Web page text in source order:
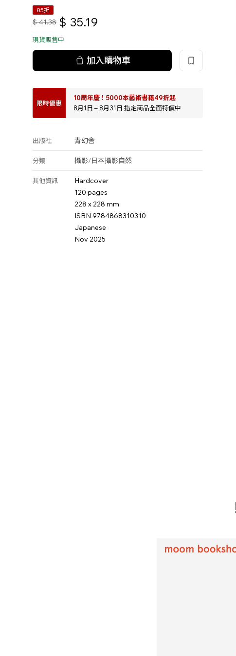
85折
$ 41.38 $ 35.19
現貨販售中
加入購物車
限時優惠
10周年慶！5000本藝術書籍49折起
8月1日 – 8月31日 指定商品全面特價中
出版社 青幻舎
分類 攝影/日本攝影自然
其他資訊
Hardcover
120 pages
228 x 228 mm
ISBN 9784868310310
Japanese
Nov 2025